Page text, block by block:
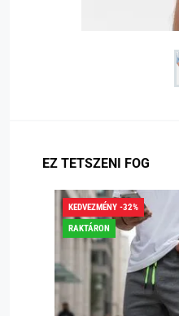
EZ TETSZENI FOG
KEDVEZMÉNY -32%
RAKTÁRON